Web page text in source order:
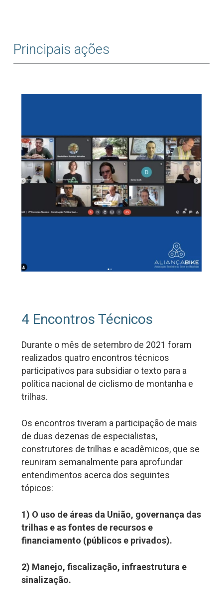
Principais ações
4 Encontros Técnicos
Durante o mês de setembro de 2021 foram
realizados quatro encontros técnicos
participativos para subsidiar o texto para a
política nacional de ciclismo de montanha e
trilhas.
Os encontros tiveram a participação de mais
de duas dezenas de especialistas,
construtores de trilhas e acadêmicos, que se
reuniram semanalmente para aprofundar
entendimentos acerca dos seguintes
tópicos:
1) O uso de áreas da União, governança das
trilhas e as fontes de recursos e
financiamento (públicos e privados).
2) Manejo, fiscalização, infraestrutura e
sinalização.